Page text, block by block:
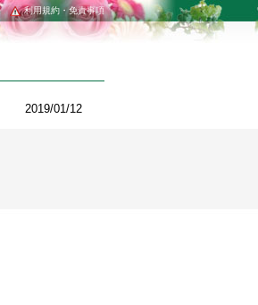
利用規約・免責事項
2019/01/12